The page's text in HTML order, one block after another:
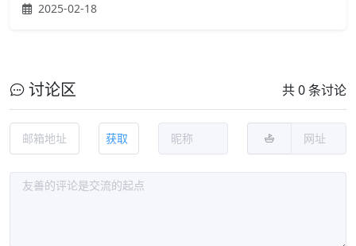
2025-02-18
讨论区 共 0 条讨论
获取